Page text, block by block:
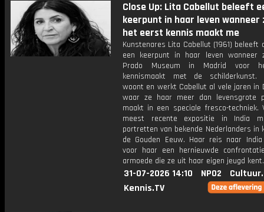
Close Up: Lita Cabellut beleeft
keerpunt in haar leven wanneer
het eerst kennis maakt me
Kunstenares Lita Cabellut (1961) beleeft
een keerpunt in haar leven wanneer
Prado Museum in Madrid voor
kennismaakt met de schilderkunst.
woont en werkt Cabellut al vele jaren in
waar ze haar meer dan levensgrote
maakt in een speciale fresco-techniek.
meest recente expositie in India
portretten van bekende Nederlanders in
de Gouden Eeuw. Haar reis naar
voor haar een hernieuwde
armoede die ze uit haar eigen jeugd kent.
31-07-2026 14:10 NPO2
Kennis.TV